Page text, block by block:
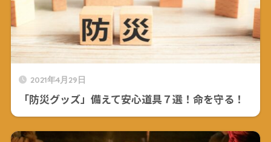
2021年4月29日
「防災グッズ」備えて安心道具７選！命を守る！